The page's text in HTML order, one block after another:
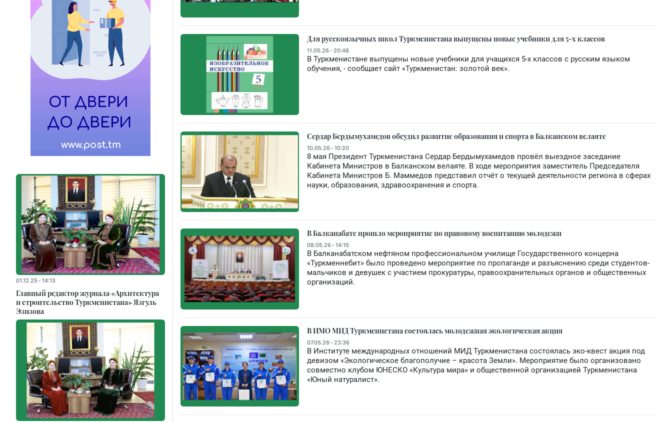
Для русскоязычных школ Туркменистана выпущены новые учебники для 5-х классов
11.05.26 - 20:48
В Туркменистане выпущены новые учебники для учащихся 5-х классов с русским языком
обучения, - сообщает сайт «Туркменистан: золотой век».
Сердар Бердымухамедов обсудил развитие образования и спорта в Балканском велаяте
10.05.26 - 10:20
8 мая Президент Туркменистана Сердар Бердымухамедов провёл выездное заседание
Кабинета Министров в Балканском велаяте. В ходе мероприятия заместитель Председателя
Кабинета Министров Б. Маммедов представил отчёт о текущей деятельности региона в сферах
науки, образования, здравоохранения и спорта.
В Балканабате прошло мероприятие по правовому воспитанию молодежи
08.05.26 - 14:15
В Балканабатском нефтяном профессиональном училище Государственного концерна
«Туркменнебит» было проведено мероприятие по пропаганде и разъяснению среди студентов-
мальчиков и девушек с участием прокуратуры, правоохранительных органов и общественных
организаций.
В ИМО МИД Туркменистана состоялась молодежная экологическая акция
07.05.26 - 23:36
В Институте международных отношений МИД Туркменистана состоялась эко-квест акция под
девизом «Экологическое благополучие – красота Земли». Мероприятие было организовано
совместно клубом ЮНЕСКО «Культура мира» и общественной организацией Туркменистана
«Юный натуралист».
01.12.25 - 14:13
Главный редактор журнала «Архитектура
и строительство Туркменистана» Язгуль
Эзизова